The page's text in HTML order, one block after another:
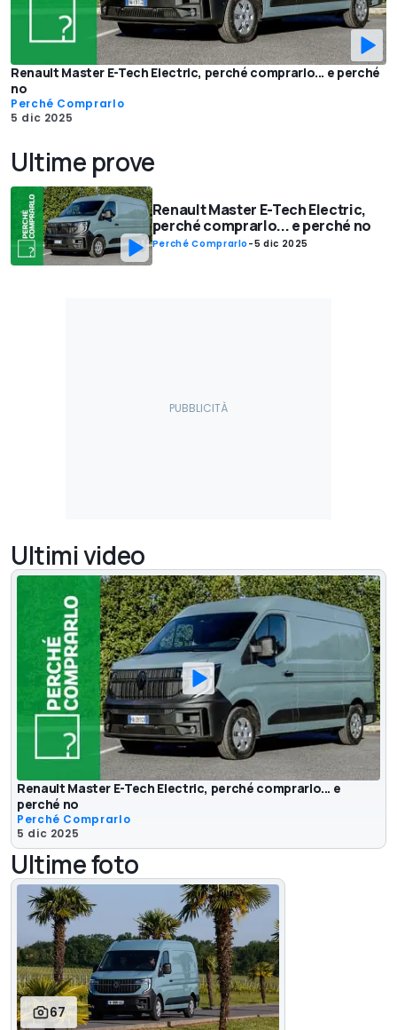
Renault Master E-Tech Electric, perché comprarlo... e perché
no
Perché Comprarlo
5 dic 2025
Ultime prove
Renault Master E-Tech Electric,
perché comprarlo... e perché no
Perché Comprarlo -5 dic 2025
Ultimi video
Renault Master E-Tech Electric, perché comprarlo... e
perché no
Perché Comprarlo
5 dic 2025
Ultime foto
67